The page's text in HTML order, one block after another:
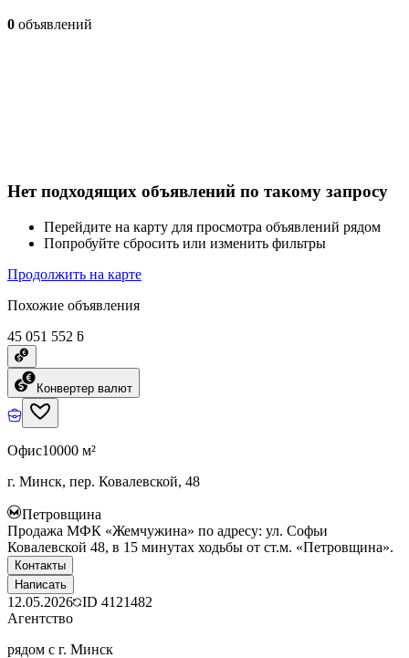
0 объявлений
Нет подходящих объявлений по такому запросу
Перейдите на карту для просмотра объявлений рядом
Попробуйте сбросить или изменить фильтры
Продолжить на карте
Похожие объявления
45 051 552 ƃ
Конвертер валют
Офис10000 м²
г. Минск, пер. Ковалевской, 48
Петровщина
Продажа МФК «Жемчужина» по адресу: ул. Софьи
Ковалевской 48, в 15 минутах ходьбы от ст.м. «Петровщина».
Контакты
Написать
12.05.2026 ID 4121482
Агентство
рядом с г. Минск